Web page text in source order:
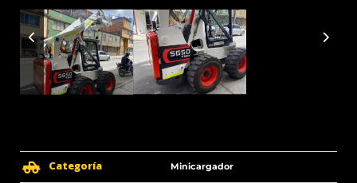
Categoría Minicargador